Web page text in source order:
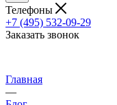
Телефоны
+7 (495) 532-09-29
Заказать звонок
Главная
—